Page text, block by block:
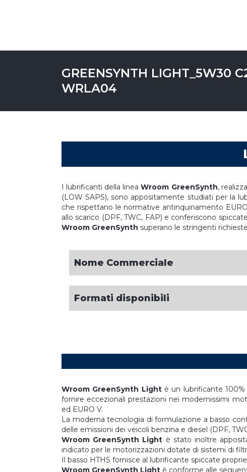
GREENSYNTH LIGHT_5W30
WRLA04
I lubrificanti della lineaWroom GreenSynth,
(LOW SAPS), sono appositamente studiati per la
che rispettano le normative antinquinamento
allo scarico (DPF, TWC, FAP) e conferiscono
Wroom GreenSynth superano le stringenti richieste
Nome Commerciale
Formati disponibili
Wroom GreenSynth Lightè un lubrificante 100%
fornire eccezionali prestazioni nei modernissimi
ed EURO V.
La moderna tecnologia di formulazione a basso
delle emissioni dei veicoli benzina e diesel (DPF,
Wroom GreenSynth Light è stato inoltre
indicato per le motorizzazioni dotate di sistemi di
Il basso HTHS fornisce al lubrificante spiccate
Wroom GreenSynth Light è conforme alle